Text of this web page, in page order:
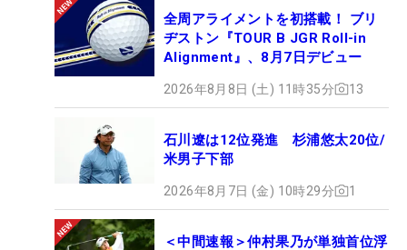
全周アライメントを初搭載！ ブリ
ヂストン『TOUR B JGR Roll-in
Alignment』、8月7日デビュー
2026年8月8日 (土) 11時35分 13
石川遼は12位発進 杉浦悠太20位/
米男子下部
2026年8月7日 (金) 10時29分 1
＜中間速報＞仲村果乃が単独首位浮